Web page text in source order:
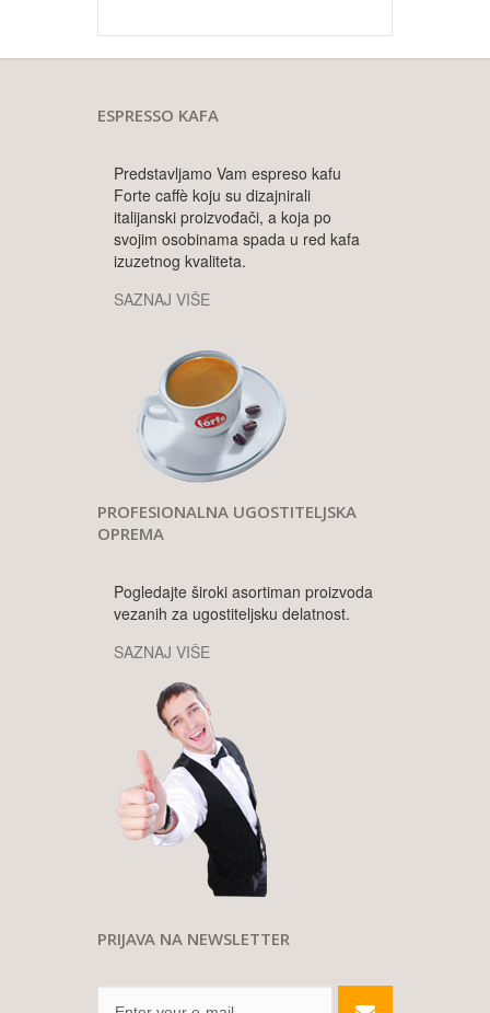
ESPRESSO KAFA
Predstavljamo Vam espreso kafu
Forte caffè koju su dizajnirali
italijanski proizvođači, a koja po
svojim osobinama spada u red kafa
izuzetnog kvaliteta.
SAZNAJ VIŠE
PROFESIONALNA UGOSTITELJSKA
OPREMA
Pogledajte široki asortiman proizvoda
vezanih za ugostiteljsku delatnost.
SAZNAJ VIŠE
PRIJAVA NA NEWSLETTER